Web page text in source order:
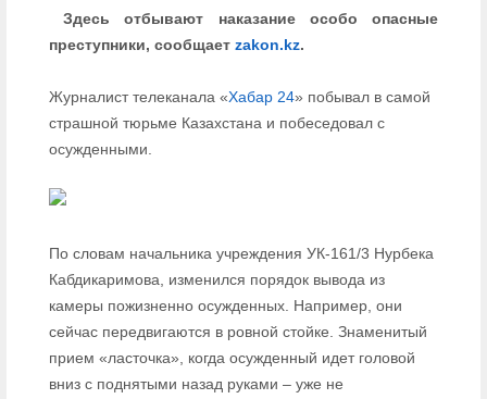
Здесь отбывают наказание особо опасные
преступники, сообщает zakon.kz.
Журналист телеканала «Хабар 24» побывал в самой
страшной тюрьме Казахстана и побеседовал с
осужденными.
По словам начальника учреждения УК-161/3 Нурбека
Кабдикаримова, изменился порядок вывода из
камеры пожизненно осужденных. Например, они
сейчас передвигаются в ровной стойке. Знаменитый
прием «ласточка», когда осужденный идет головой
вниз с поднятыми назад руками – уже не